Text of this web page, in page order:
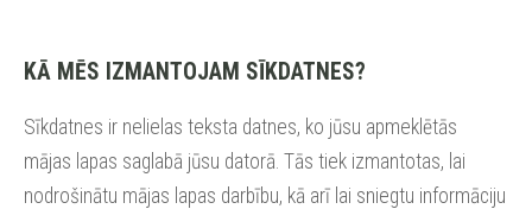
KĀ MĒS IZMANTOJAM SĪKDATNES?
Sīkdatnes ir nelielas teksta datnes, ko jūsu apmeklētās
mājas lapas saglabā jūsu datorā. Tās tiek izmantotas, lai
nodrošinātu mājas lapas darbību, kā arī lai sniegtu informāciju